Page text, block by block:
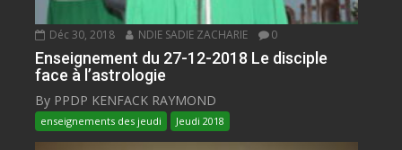
Déc 30, 2018 NDIE SADIE ZACHARIE 0
Enseignement du 27-12-2018 Le disciple
face à l’astrologie
By PPDP KENFACK RAYMOND
enseignements des jeudi Jeudi 2018